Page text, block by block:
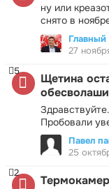
ну или
снято в
Главный
27
Щетина
Пробовали
5
Павел
25
2